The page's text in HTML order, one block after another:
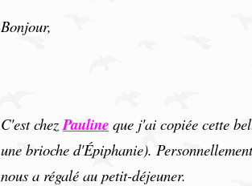
Bonjour,
C'est chezPauline que j'ai copiée cette
une brioche d'Épiphanie).
nous a régalé au petit-déjeuner.